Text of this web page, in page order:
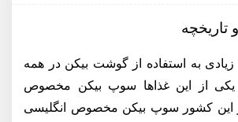
تاریخچه
زیادی به استفاده از گوشت بیکن در همه
یکی از این غذاها سوپ بیکن مخصوص
این کشور سوپ بیکن مخصوص انگلیسی